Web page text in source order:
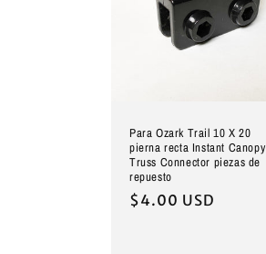
Para Ozark Trail 10 X 20
pierna recta Instant Canopy
Truss Connector piezas de
repuesto
Precio
$4.00 USD